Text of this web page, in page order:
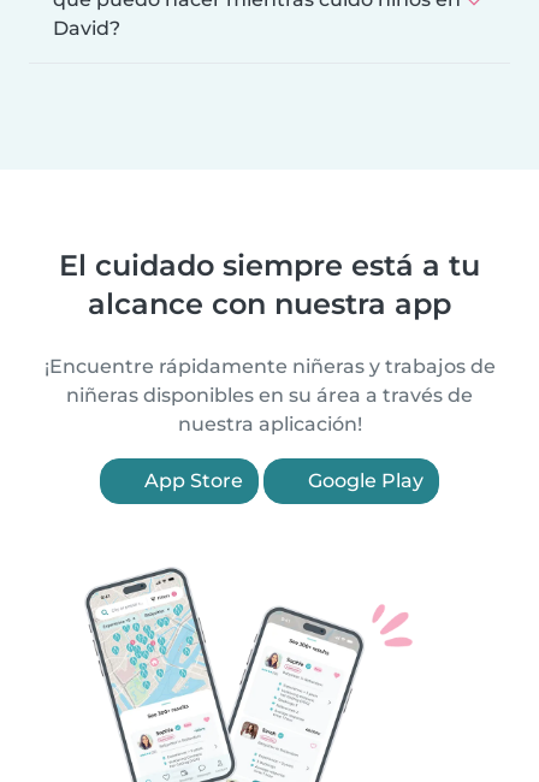
David?
El cuidado siempre está a tu
alcance con nuestra app
¡Encuentre rápidamente niñeras y trabajos de
niñeras disponibles en su área a través de
nuestra aplicación!
App Store Google Play